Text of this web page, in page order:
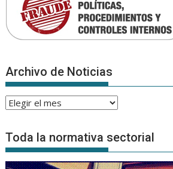
Archivo de Noticias
Archivo
Noticias
Toda la normativa sectorial